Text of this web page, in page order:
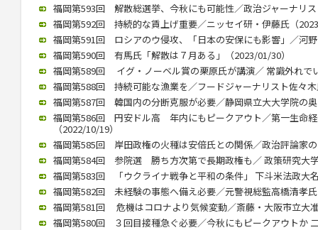
福岡第593回 解散総選挙、今秋にも可能性／政治ジャーナリ
福岡第592回 持続的な賃上げ重要／ニッセイ研・伊藤氏（
福岡第591回 ロシアのウ侵攻、「日本の安保にも影響」／河
福岡第590回 有馬氏「解散は７月ある」（2023/01/30）
福岡第589回 イグ・ノーベル賞の栗原氏が講演／ 常識外れで
福岡第588回 持続可能な漁業を／フードジャーナリスト佐々
福岡第587回 韓国内の分断克服が必要／静岡県立大大学院の
福岡第586回 円安ドル高 年内にもピークアウト／第一生命
（2022/10/19）
福岡第585回 岸田政権の火種は安倍氏との関係／政治評論家
福岡第584回 参院選 勝ち方次第で長期政権も／ 政策研究大
福岡第583回 「ウクライナ戦争と平和の条件」 下斗米法政大
福岡第582回 未経験の事態へ備え必要／元警視総監高橋清孝
福岡第581回 危機はコロナより気候変動／斎藤・大阪市立大
福岡第580回 ３回目接種急ぐ必要／今秋にもピークアウトか